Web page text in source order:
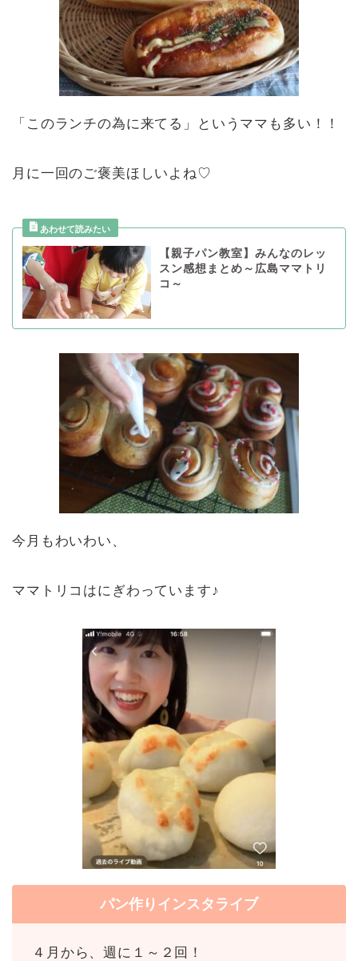
「このランチの為に来てる」というママも多い！！
月に一回のご褒美ほしいよね♡
【親子パン教室】みんなのレッ
スン感想まとめ～広島ママトリ
コ～
今月もわいわい、
ママトリコはにぎわっています♪
パン作りインスタライブ
４月から、週に１～２回！